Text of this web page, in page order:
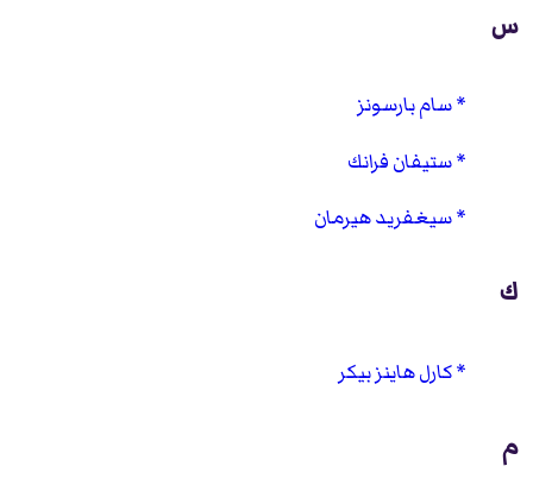
س
سام بارسونز
ستيفان فرانك
سيغفريد هيرمان
ك
كارل هاينز بيكر
م